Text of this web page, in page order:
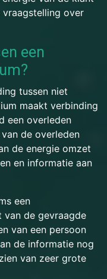
over
een
tussen niet
maakt verbinding
een overleden
de overleden
de energie omzet
en informatie aan
een
van de gevraagde
van een persoon
de informatie nog
van zeer grote